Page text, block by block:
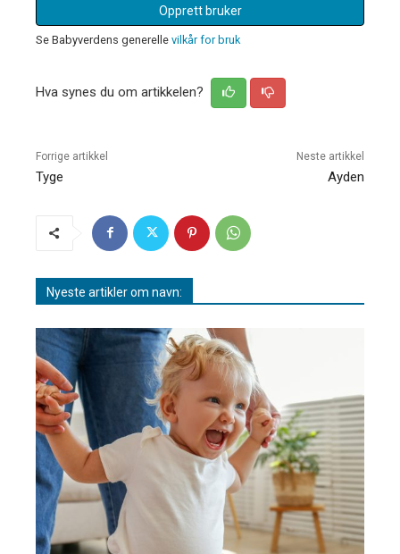
Opprett bruker
Se Babyverdens generelle vilkår for bruk
Hva synes du om artikkelen?
Forrige artikkel
Tyge
Neste artikkel
Ayden
Nyeste artikler om navn: